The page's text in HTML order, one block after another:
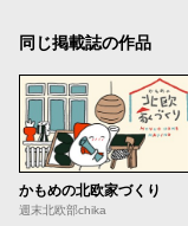
同じ掲載誌の作品
かもめの北欧家づくり
週末北欧部chika